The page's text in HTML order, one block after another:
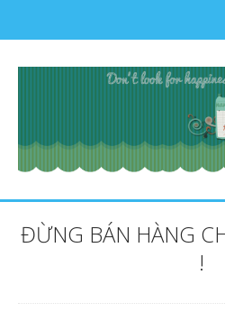
ĐỪNG BÁN HÀNG
!